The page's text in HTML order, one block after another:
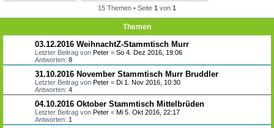
15 Themen • Seite 1 von 1
Themen
03.12.2016 WeihnachtZ-Stammtisch Murr
Letzter Beitrag von Peter « So 4. Dez 2016, 19:06
Antworten: 8
31.10.2016 November Stammtisch Murr Bruddler
Letzter Beitrag von Peter « Di 1. Nov 2016, 10:30
Antworten: 4
04.10.2016 Oktober Stammtisch Mittelbrüden
Letzter Beitrag von Peter « Mi 5. Okt 2016, 22:17
Antworten: 1